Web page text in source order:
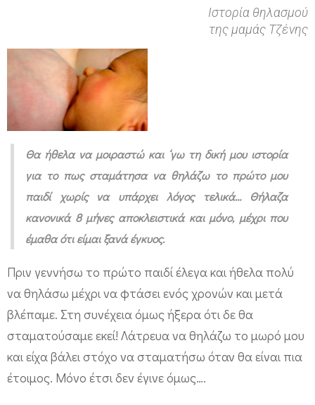
ί
χ
α
σ
τ
α
π
ο
η
Ιστορία θηλασμού
της μαμάς Τζένης
Θα ήθελα να μοιραστώ και ‘γω τη δική μου ιστορία
για το πως σταμάτησα να θηλάζω το πρώτο μου
παιδί χωρίς να υπάρχει λόγος τελικά… Θήλαζα
κανονικά 8 μήνες αποκλειστικά και μόνο, μέχρι που
έμαθα ότι είμαι ξανά έγκυος.
Πριν γεννήσω το πρώτο παιδί έλεγα και ήθελα πολύ
να θηλάσω μέχρι να φτάσει ενός χρονών και μετά
βλέπαμε. Στη συνέχεια όμως ήξερα ότι δε θα
σταματούσαμε εκεί! Λάτρευα να θηλάζω το μωρό μου
και είχα βάλει στόχο να σταματήσω όταν θα είναι πια
έτοιμος. Μόνο έτσι δεν έγινε όμως….